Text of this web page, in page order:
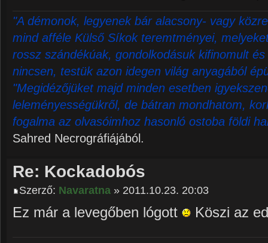
"A démonok, legyenek bár alacsony- vagy
mind afféle Külső Síkok teremtményei,
rossz szándékúak, gondolkodásuk kifinomult
nincsen, testük azon idegen világ anyagából
"Megidézőjüket majd minden esetben
leleményességükről, de bátran mondhatom,
fogalma az olvasóimhoz hasonló ostoba földi
Sahred Necrográfiájából.
Re: Kockadobós
Szerző: Navaratna » 2011.10.23. 20:03
Ez már a levegőben lógott Köszi az